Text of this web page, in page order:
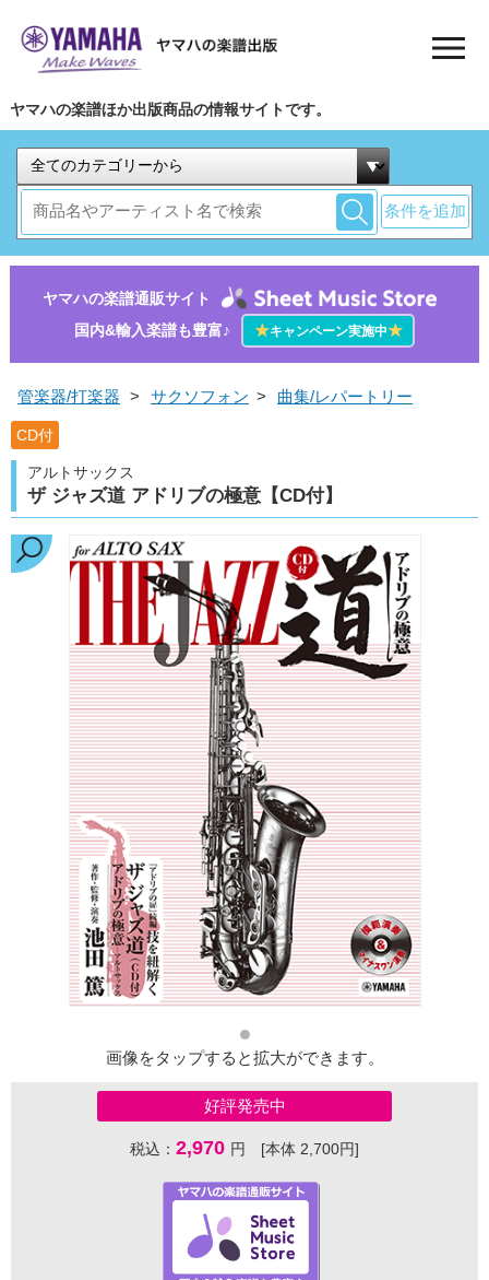
ヤマハの楽譜ほか出版商品の情報サイトです。
条件を追加
ヤマハの楽譜通販サイト
国内&輸入楽譜も豊富♪
★キャンペーン実施中★
管楽器/打楽器 > サクソフォン > 曲集/レパートリー
CD付
アルトサックス
ザ ジャズ道 アドリブの極意【CD付】
画像をタップすると拡大ができます。
好評発売中
税込： 2,970 円 [本体 2,700円]